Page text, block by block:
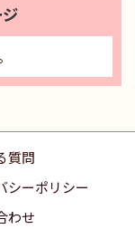
質問
シーポリシー
わせ